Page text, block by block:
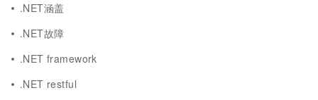
.NET涵盖
.NET故障
.NET framework
.NET restful